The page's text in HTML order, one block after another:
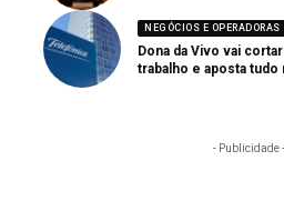
NEGÓCIOS E OPERADORAS
Dona da Vivo vai
trabalho e aposta tudo
- Publicidade -